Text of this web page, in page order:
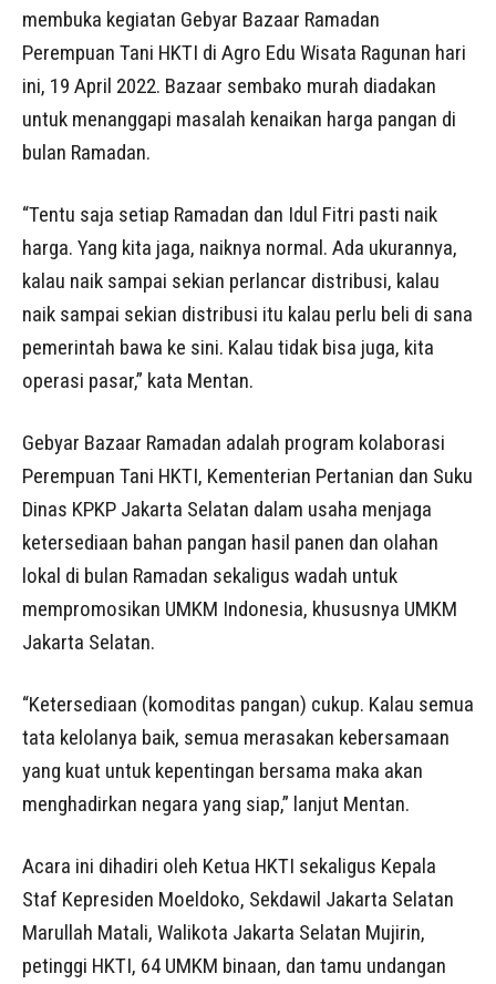
membuka kegiatan Gebyar Bazaar Ramadan
Perempuan Tani HKTI di Agro Edu Wisata Ragunan hari
ini, 19 April 2022. Bazaar sembako murah diadakan
untuk menanggapi masalah kenaikan harga pangan di
bulan Ramadan.
“Tentu saja setiap Ramadan dan Idul Fitri pasti naik
harga. Yang kita jaga, naiknya normal. Ada ukurannya,
kalau naik sampai sekian perlancar distribusi, kalau
naik sampai sekian distribusi itu kalau perlu beli di sana
pemerintah bawa ke sini. Kalau tidak bisa juga, kita
operasi pasar,” kata Mentan.
Gebyar Bazaar Ramadan adalah program kolaborasi
Perempuan Tani HKTI, Kementerian Pertanian dan Suku
Dinas KPKP Jakarta Selatan dalam usaha menjaga
ketersediaan bahan pangan hasil panen dan olahan
lokal di bulan Ramadan sekaligus wadah untuk
mempromosikan UMKM Indonesia, khususnya UMKM
Jakarta Selatan.
“Ketersediaan (komoditas pangan) cukup. Kalau semua
tata kelolanya baik, semua merasakan kebersamaan
yang kuat untuk kepentingan bersama maka akan
menghadirkan negara yang siap,” lanjut Mentan.
Acara ini dihadiri oleh Ketua HKTI sekaligus Kepala
Staf Kepresiden Moeldoko, Sekdawil Jakarta Selatan
Marullah Matali, Walikota Jakarta Selatan Mujirin,
petinggi HKTI, 64 UMKM binaan, dan tamu undangan